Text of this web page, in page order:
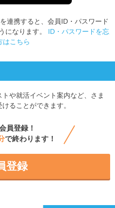
連携すると、会員ID・パスワード
になります。 ID・パスワードを忘
はこちら
や就活イベント案内など、さま
ることができます。
員登録！
で終わります！
登録